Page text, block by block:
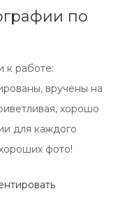
по
к работе:
вручены на
хорошо
для каждого
фото!